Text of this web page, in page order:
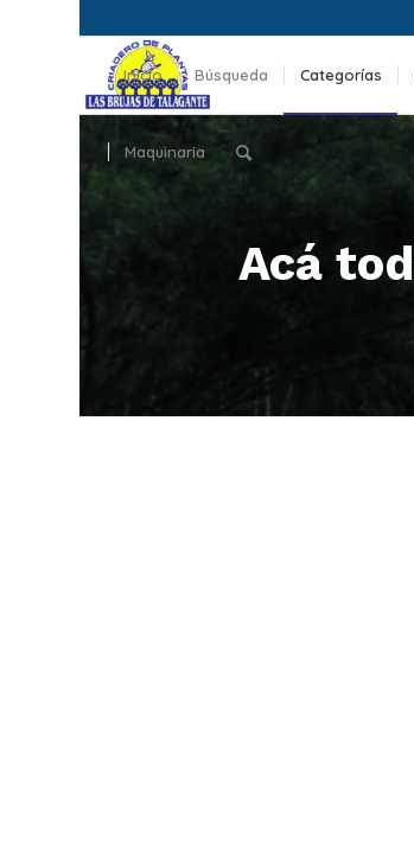
Inicio Búsqueda Categorías
Maquinaria
Acá